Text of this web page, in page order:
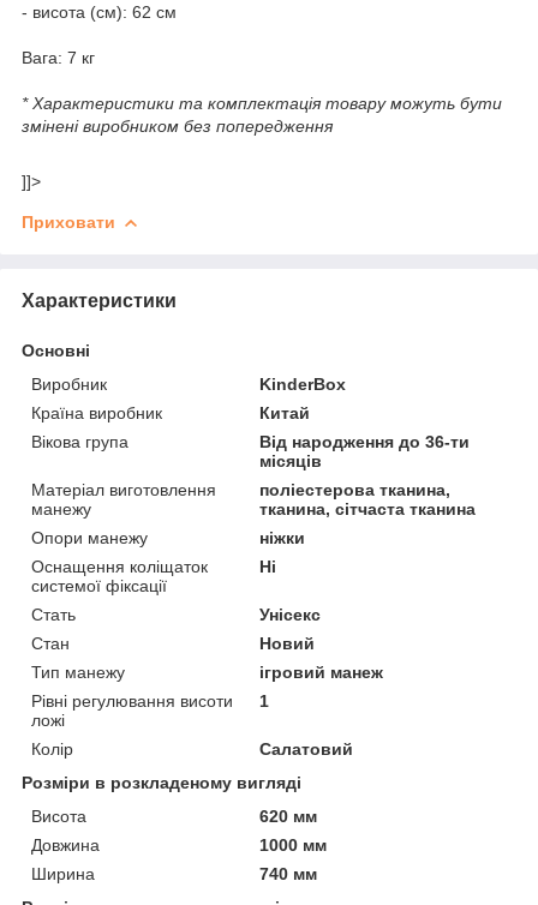
- висота (см): 62 см
Вага: 7 кг
* Характеристики та комплектація товару можуть бути
змінені виробником без попередження
]]>
Приховати
Характеристики
Основні
Виробник
KinderBox
Країна виробник
Китай
Вікова група
Від народження до 36-ти
місяців
Матеріал виготовлення
манежу
поліестерова тканина,
тканина, сітчаста тканина
Опори манежу
ніжки
Оснащення коліщаток
системої фіксації
Ні
Стать
Унісекс
Стан
Новий
Тип манежу
ігровий манеж
Рівні регулювання висоти
ложі
1
Колір
Салатовий
Розміри в розкладеному вигляді
Висота
620 мм
Довжина
1000 мм
Ширина
740 мм